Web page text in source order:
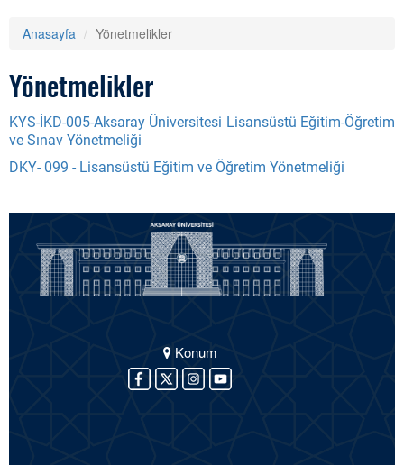
Anasayfa Yönetmelikler
Yönetmelikler
KYS-İKD-005-Aksaray Üniversitesi Lisansüstü Eğitim-Öğretim
ve Sınav Yönetmeliği
DKY- 099 - Lisansüstü Eğitim ve Öğretim Yönetmeliği
Konum